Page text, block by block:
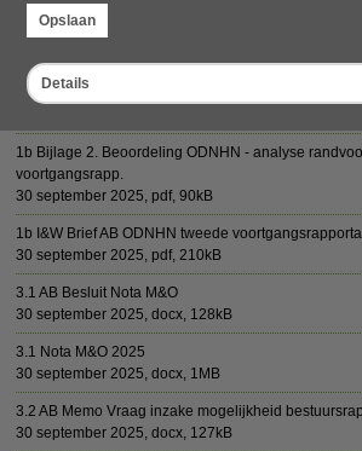
Opslaan
Details
1b2 Motie-Onderzoek governance-OD's 23-juni-2025
1b Bijlage 1 - Analyse 2e voortgangsrapp. - Monitor
1b Bijlage 2. Beoordeling ODNHN - analyse
voortgangsrapp.
30 september 2025, pdf, 90kB
1b I&W Brief AB ODNHN tweede
30 september 2025, pdf, 210kB
3.1 AB Besluit Nota M&O
30 september 2025,docx, 128kB
3.1 Nota M&O 2025
30 september 2025,docx, 1MB
3.2 AB Memo Vraag inzake mogelijkheid
30 september 2025,docx, 127kB